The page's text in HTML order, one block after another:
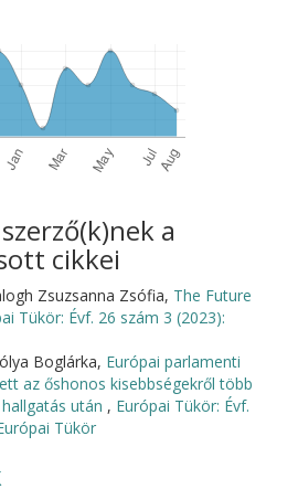
a
cikkei
Zsuzsanna Zsófia, The Future
Tükör: Évf. 26 szám 3 (2023):
Boglárka, Európai parlamenti
az őshonos kisebbségekről több
után , Európai Tükör: Évf.
Tükör